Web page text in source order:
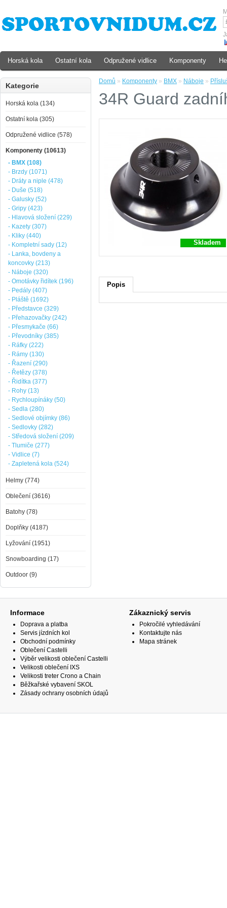
Domů » Komponenty » BMX » Náboje »
34R Guard
Skladem
Popis
Kategorie
Horská kola (134)
Ostatní kola (305)
Odpružené vidlice (578)
Komponenty (10613)
- BMX (108)
- Brzdy (1071)
- Dráty a niple (478)
- Duše (518)
- Galusky (52)
- Gripy (423)
- Hlavová složení (229)
- Kazety (307)
- Kliky (440)
- Kompletní sady (12)
- Lanka, bovdeny a
koncovky (213)
- Náboje (320)
- Omotávky řidítek (196)
- Pedály (407)
- Pláště (1692)
- Představce (329)
- Přehazovačky (242)
- Přesmykače (66)
- Převodníky (385)
- Ráfky (222)
- Rámy (130)
- Řazení (290)
- Řetězy (378)
- Řidítka (377)
- Rohy (13)
- Rychloupínáky (50)
- Sedla (280)
- Sedlové objímky (86)
- Sedlovky (282)
- Středová složení (209)
- Tlumiče (277)
- Vidlice (7)
- Zapletená kola (524)
Helmy (774)
Oblečení (3616)
Batohy (78)
Doplňky (4187)
Lyžování (1951)
Snowboarding (17)
Outdoor (9)
Horská kola Ostatní kola Odpružené vidlice Komponenty
Informace
Doprava a platba
Servis jízdních kol
Obchodní podmínky
Oblečení Castelli
Výběr velikosti oblečení Castelli
Velikosti oblečení IXS
Velikosti treter Crono a Chain
Běžkařské vybavení SKOL
Zásady ochrany osobních údajů
Zákaznický servis
Pokročilé vyhledávání
Kontaktujte nás
Mapa stránek